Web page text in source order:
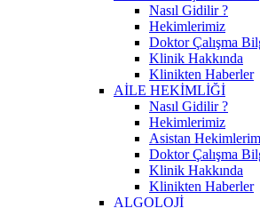
Nasıl Gidilir ?
Hekimlerimiz
Doktor Çalışma
Klinik Hakkında
Klinikten Haberler
AİLE HEKİMLİĞİ
Nasıl Gidilir ?
Hekimlerimiz
Asistan
Doktor Çalışma
Klinik Hakkında
Klinikten Haberler
ALGOLOJİ